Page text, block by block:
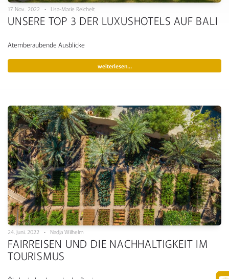
17. Nov.. 2022 • Lisa-Marie Reichelt
UNSERE TOP 3 DER LUXUSHOTELS AUF BALI
Atemberaubende Ausblicke
weiterlesen…
24. Juni. 2022 • Nadja Wilhelm
FAIRREISEN UND DIE NACHHALTIGKEIT IM
TOURISMUS